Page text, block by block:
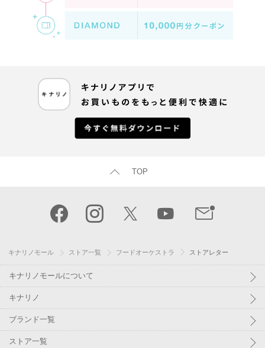
TOP
キナリノモール ストア一覧 フードオーケストラ ストアレター
キナリノモールについて
キナリノ
ブランド一覧
ストア一覧